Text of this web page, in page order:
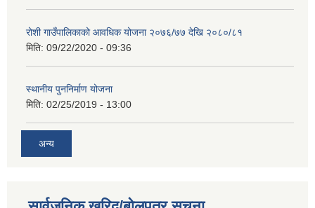
रोशी गाउँपालिकाको आवधिक योजना २०७६/७७ देखि २०८०/८१
मिति: 09/22/2020 - 09:36
स्थानीय पुननिर्माण योजना
मिति: 02/25/2019 - 13:00
अन्य